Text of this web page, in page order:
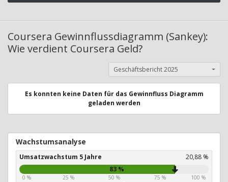
Coursera Gewinnflussdiagramm (Sankey):
Wie verdient Coursera Geld?
Geschäftsbericht 2025
Es konnten keine Daten für das Gewinnfluss Diagramm
geladen werden
Wachstumsanalyse
Umsatzwachstum 5 Jahre
20,88 %
83 %
0 % 25 % 50 % 75 %
100 %